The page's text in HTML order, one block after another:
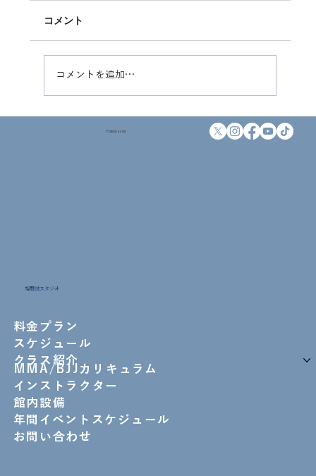
平素よりFIGHT BEAT WORKOUTをご愛顧い
ただき、誠にありがとうございます。 本日6月
3日(水)、台風6号が関東地方に接近するとの予
報が出ております。 それに伴い、会員の皆様お
休館とさせていただきます。 つきましては、当
該時間帯のクラスを休講とさせていただきま
コメント
コメントを追加…
Follow us on
格闘技スタジオ
料金プラン
スケジュール
クラス紹介
MMA/BJJカリキュラム
インストラクター
館内設備
年間イベントスケジュール
お問い合わせ